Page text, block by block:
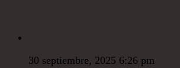
30 septiembre, 2025 6:26 pm